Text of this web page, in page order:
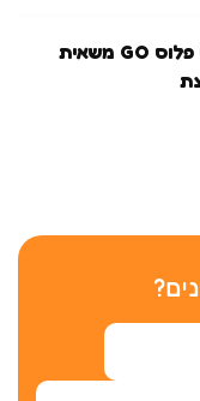
פלוס פלוס GO משאית